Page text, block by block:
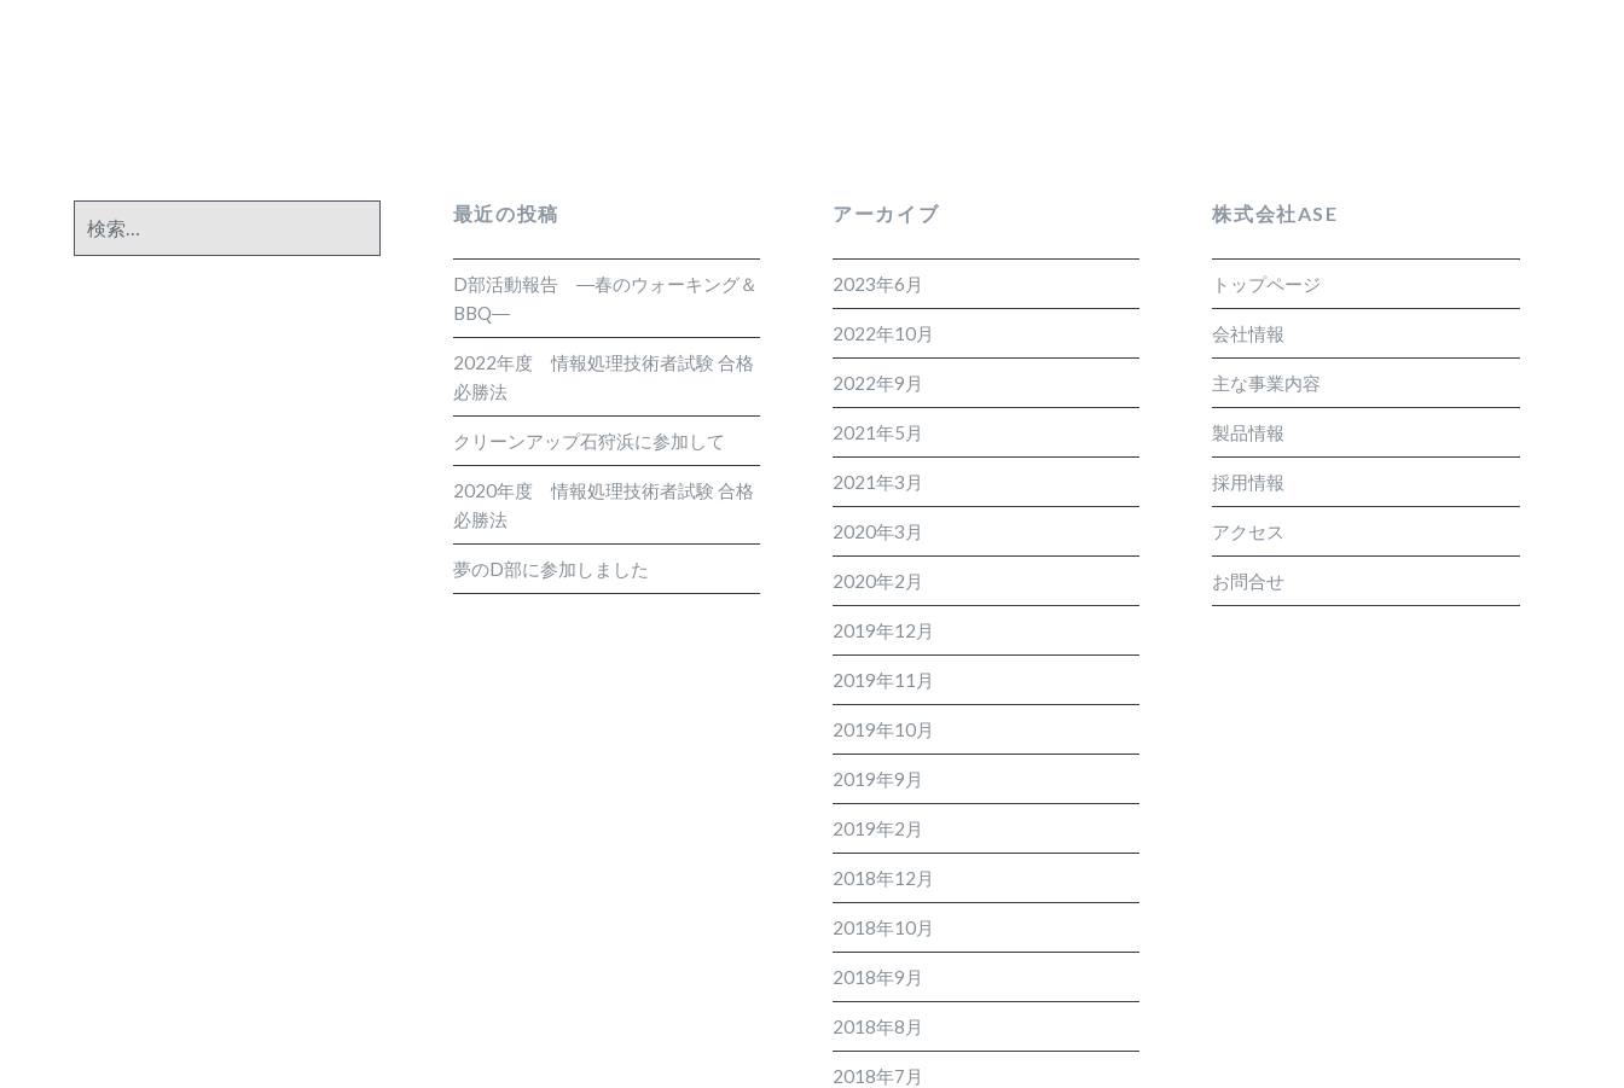
索:
最近の投稿
D部活動報告 ―春のウォーキング＆
BBQ―
2022年度 情報処理技術者試験 合格
必勝法
クリーンアップ石狩浜に参加して
2020年度 情報処理技術者試験 合格
必勝法
夢のD部に参加しました
アーカイブ
2023年6月
2022年10月
2022年9月
2021年5月
2021年3月
2020年3月
2020年2月
2019年12月
2019年11月
2019年10月
2019年9月
2019年2月
2018年12月
2018年10月
2018年9月
2018年8月
2018年7月
株式会社ASE
トップページ
会社情報
主な事業内容
製品情報
採用情報
アクセス
お問合せ